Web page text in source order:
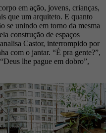
em ação, jovens, crianças,
que um arquiteto. E quanto
se unindo em torno da mesma
construção de espaços
Castor, interrompido por
com o jantar. “É pra gente?”,
lhe pague em dobro”,